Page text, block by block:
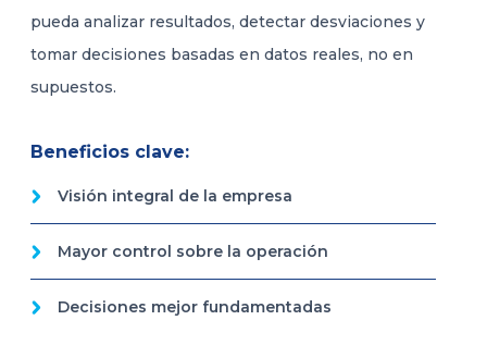
pueda analizar resultados, detectar desviaciones y
tomar decisiones basadas en datos reales, no en
supuestos.
Beneficios clave:
Visión integral de la empresa
Mayor control sobre la operación
Decisiones mejor fundamentadas